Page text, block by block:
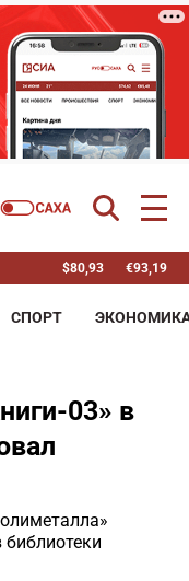
$80,93 €93,19
СПОРТ
03» в